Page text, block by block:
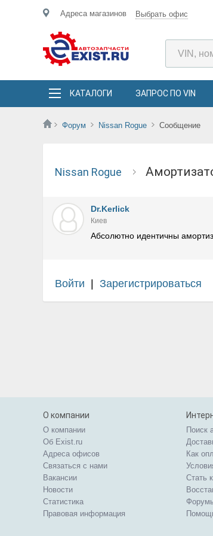
Адреса магазинов Выбрать офис
КАТАЛОГИ ЗАПРОС ПО VIN
Форум Nissan Rogue Сообщение
Nissan Rogue
Dr.Kerlick
Киев
Абсолютно идентичны
Войти Зарегистрироваться
О компании
О компании
Об Exist.ru
Адреса офисов
Связаться с нами
Вакансии
Новости
Статистика
Правовая информация
Поиск
Как
Стать